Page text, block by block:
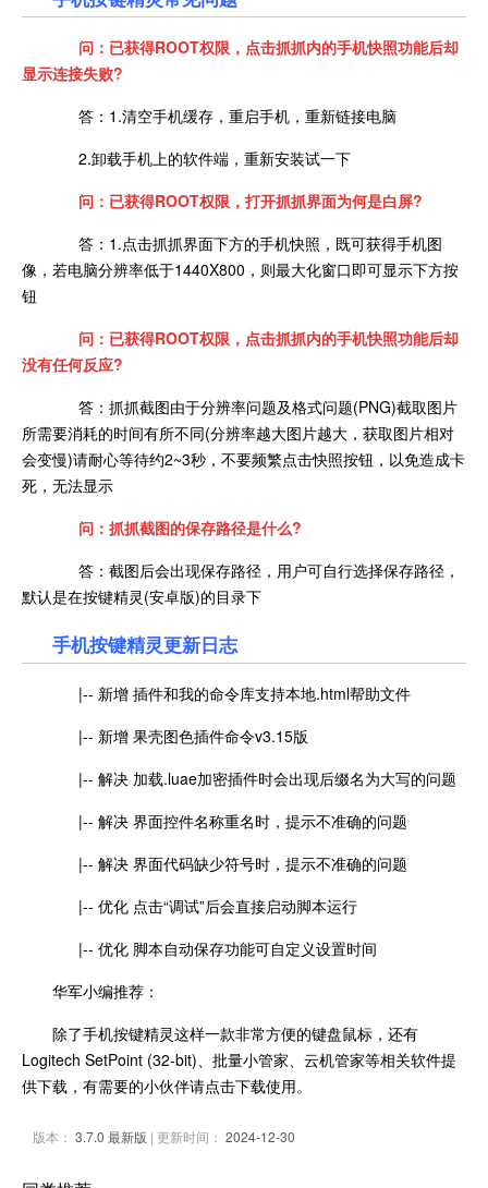
问：已获得ROOT权限，点击抓抓内的手机快照功能后却
显示连接失败?
答：1.清空手机缓存，重启手机，重新链接电脑
2.卸载手机上的软件端，重新安装试一下
问：已获得ROOT权限，打开抓抓界面为何是白屏?
答：1.点击抓抓界面下方的手机快照，既可获得手机图
像，若电脑分辨率低于1440X800，则最大化窗口即可显示下方按
钮
问：已获得ROOT权限，点击抓抓内的手机快照功能后却
没有任何反应?
答：抓抓截图由于分辨率问题及格式问题(PNG)截取图片
所需要消耗的时间有所不同(分辨率越大图片越大，获取图片相对
会变慢)请耐心等待约2~3秒，不要频繁点击快照按钮，以免造成卡
死，无法显示
问：抓抓截图的保存路径是什么?
答：截图后会出现保存路径，用户可自行选择保存路径，
默认是在按键精灵(安卓版)的目录下
手机按键精灵更新日志
|-- 新增 插件和我的命令库支持本地.html帮助文件
|-- 新增 果壳图色插件命令v3.15版
|-- 解决 加载.luae加密插件时会出现后缀名为大写的问题
|-- 解决 界面控件名称重名时，提示不准确的问题
|-- 解决 界面代码缺少符号时，提示不准确的问题
|-- 优化 点击“调试”后会直接启动脚本运行
|-- 优化 脚本自动保存功能可自定义设置时间
华军小编推荐：
除了手机按键精灵这样一款非常方便的键盘鼠标，还有
Logitech SetPoint (32-bit)、批量小管家、云机管家等相关软件提
供下载，有需要的小伙伴请点击下载使用。
版本： 3.7.0 最新版 | 更新时间： 2024-12-30